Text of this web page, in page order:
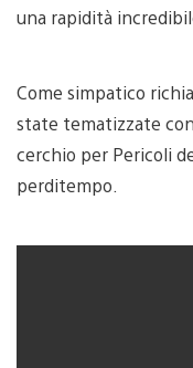
una rapidità
Come simpatico
state tematizzate
cerchio per Pericoli
perditempo.